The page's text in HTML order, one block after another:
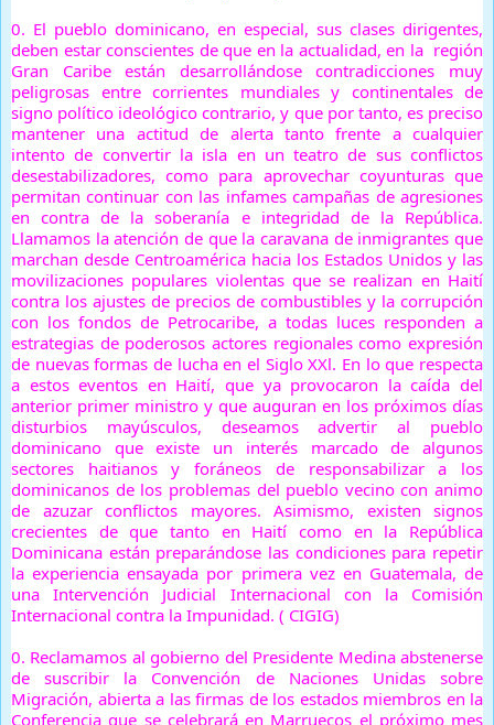
0. El pueblo dominicano, en especial, sus clases dirigentes,
deben estar conscientes de que en la actualidad, en la región
Gran Caribe están desarrollándose contradicciones muy
peligrosas entre corrientes mundiales y continentales de
signo político ideológico contrario, y que por tanto, es preciso
mantener una actitud de alerta tanto frente a cualquier
intento de convertir la isla en un teatro de sus conflictos
desestabilizadores, como para aprovechar coyunturas que
permitan continuar con las infames campañas de agresiones
en contra de la soberanía e integridad de la República.
Llamamos la atención de que la caravana de inmigrantes que
marchan desde Centroamérica hacia los Estados Unidos y las
movilizaciones populares violentas que se realizan en Haití
contra los ajustes de precios de combustibles y la corrupción
con los fondos de Petrocaribe, a todas luces responden a
estrategias de poderosos actores regionales como expresión
de nuevas formas de lucha en el Siglo XXl. En lo que respecta
a estos eventos en Haití, que ya provocaron la caída del
anterior primer ministro y que auguran en los próximos días
disturbios mayúsculos, deseamos advertir al pueblo
dominicano que existe un interés marcado de algunos
sectores haitianos y foráneos de responsabilizar a los
dominicanos de los problemas del pueblo vecino con animo
de azuzar conflictos mayores. Asimismo, existen signos
crecientes de que tanto en Haití como en la República
Dominicana están preparándose las condiciones para repetir
la experiencia ensayada por primera vez en Guatemala, de
una Intervención Judicial Internacional con la Comisión
Internacional contra la Impunidad. ( CIGIG)
0. Reclamamos al gobierno del Presidente Medina abstenerse
de suscribir la Convención de Naciones Unidas sobre
Migración, abierta a las firmas de los estados miembros en la
Conferencia que se celebrará en Marruecos el próximo mes